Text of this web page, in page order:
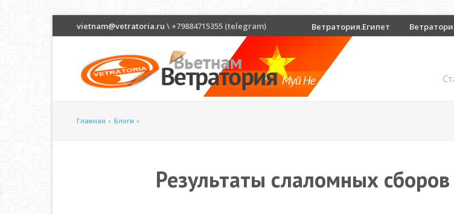
vietnam@vetratoria.ru \ +79884715355 (telegram) Ветратория.Египет
Главная › Блоги ›
Результаты слаломных